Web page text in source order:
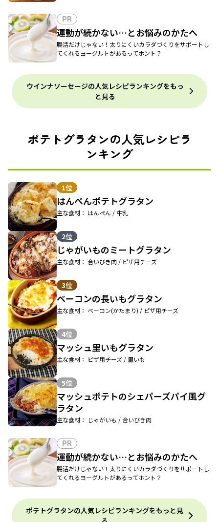
PR
運動が続かない…とお悩みのかたへ
腸活だけじゃない！太りにくいカラダづくりをサポートし
てくれるヨーグルトがあるってホント？
ウインナソーセージの人気レシピランキングをもっ
と見る
ポテトグラタンの人気レシピラ
ンキング
1位
はんぺんポテトグラタン
主な食材： はんぺん / 牛乳
2位
じゃがいものミートグラタン
主な食材： 合いびき肉 / ピザ用チーズ
3位
ベーコンの長いもグラタン
主な食材： ベーコン(かたまり) / ピザ用チーズ
4位
マッシュ里いもグラタン
主な食材： ピザ用チーズ / 里いも
5位
マッシュポテトのシェパーズパイ風グ
ラタン
主な食材： じゃがいも / 合いびき肉
PR
運動が続かない…とお悩みのかたへ
腸活だけじゃない！太りにくいカラダづくりをサポートし
てくれるヨーグルトがあるってホント？
ポテトグラタンの人気レシピランキングをもっと見